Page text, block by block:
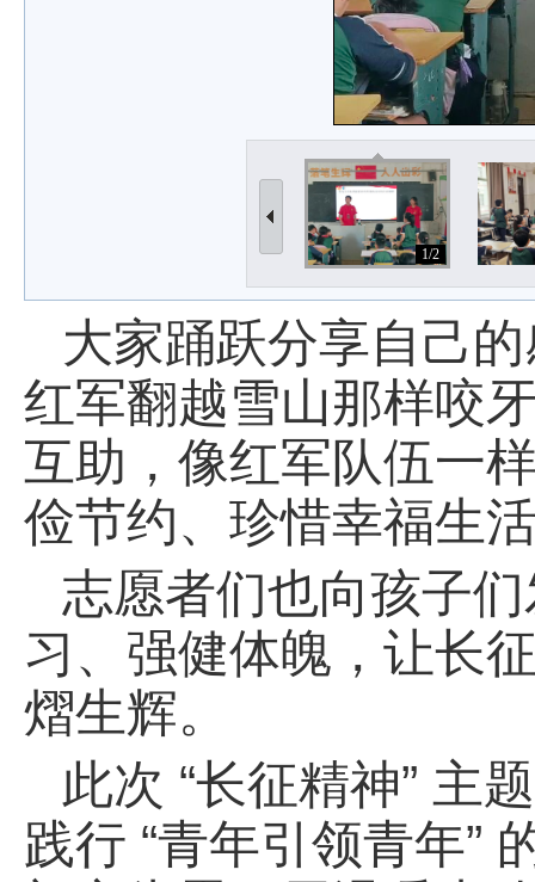
1/2
大家踊跃分享自己
红军翻越雪山那样咬
互助，像红军队伍一
俭节约、珍惜幸福生
志愿者们也向孩子
习、强健体魄，让长
熠生辉。
此次 “长征精神” 主
践行 “青年引领青年”